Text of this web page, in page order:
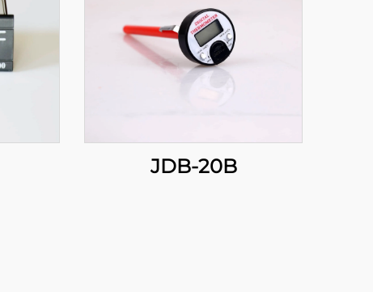
JDB-20B